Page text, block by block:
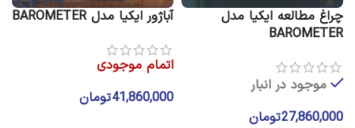
چراغ مطالعه ایکیا مدل
BAROMETER
موجود در انبار
27,860,000تومان
آباژور ایکیا مدل BAROMETER
اتمام موجودی
41,860,000تومان